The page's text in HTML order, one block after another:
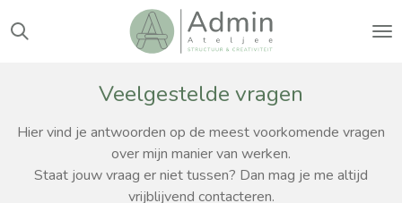
direct
Veelgestelde vragen
Hier vind je antwoorden op de meest voorkomende vragen
over mijn manier van werken.
Staat jouw vraag er niet tussen? Dan mag je me altijd
vrijblijvend contacteren.